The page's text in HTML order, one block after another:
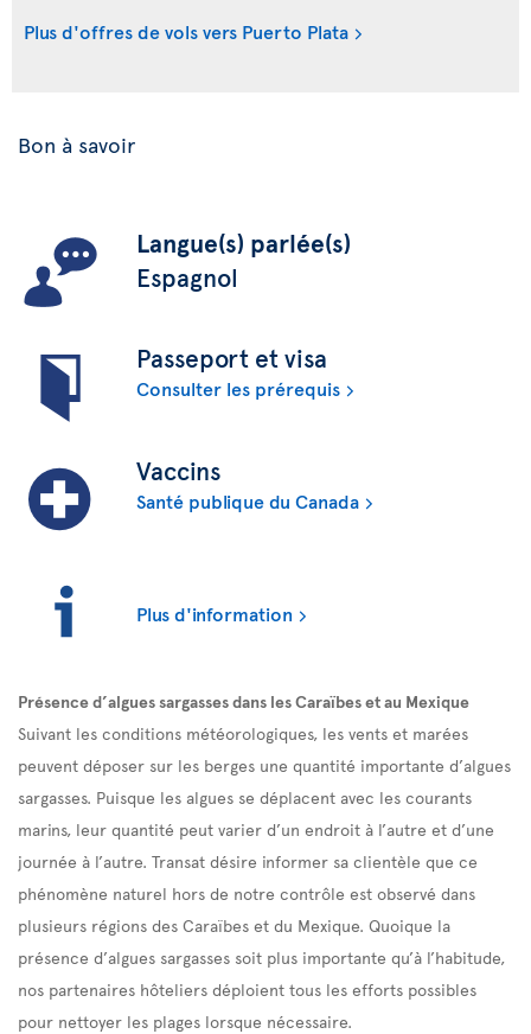
Plus d'offres de vols vers Puerto Plata
Bon à savoir
Langue(s) parlée(s)
Espagnol
Passeport et visa
Consulter les prérequis
Vaccins
Santé publique du Canada
Plus d'information
Présence d’algues sargasses dans les Caraïbes et au Mexique
Suivant les conditions météorologiques, les vents et marées
peuvent déposer sur les berges une quantité importante d’algues
sargasses. Puisque les algues se déplacent avec les courants
marins, leur quantité peut varier d’un endroit à l’autre et d’une
journée à l’autre. Transat désire informer sa clientèle que ce
phénomène naturel hors de notre contrôle est observé dans
plusieurs régions des Caraïbes et du Mexique. Quoique la
présence d’algues sargasses soit plus importante qu’à l’habitude,
nos partenaires hôteliers déploient tous les efforts possibles
pour nettoyer les plages lorsque nécessaire.